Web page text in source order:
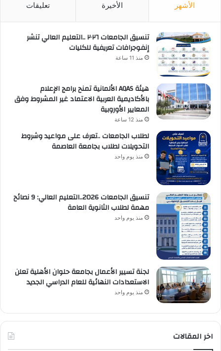
الأشهر الأخيرة تعليقات
تنسيق الجامعات ٢٠٢٦ ..التعليم العالي تنشر
إنفوجرافات تعريفية للكليات
منذ 11 ساعة
هيئة AQAS الألمانية تمنح برامج الإعلام
بالأكاديمية العربية الاعتماد غير المشروط وفق
المعايير الأوروبية
منذ 12 ساعة
لطلاب الجامعات ..تعرف على مواعيد وشروط
التحويلات لطلاب بجامعة العاصمة
منذ يوم واحد
تنسيق الجامعات 2026..التعليم العالي: 9 نصائح
مهمة لطلاب الثانوية العامة
منذ يوم واحد
لجنة تسيير الأعمال بجامعة حلوان الأهلية تعلن
الاستعدادات النهائية للعام الدراسي الجديد
منذ يوم واحد
اخر المقالات